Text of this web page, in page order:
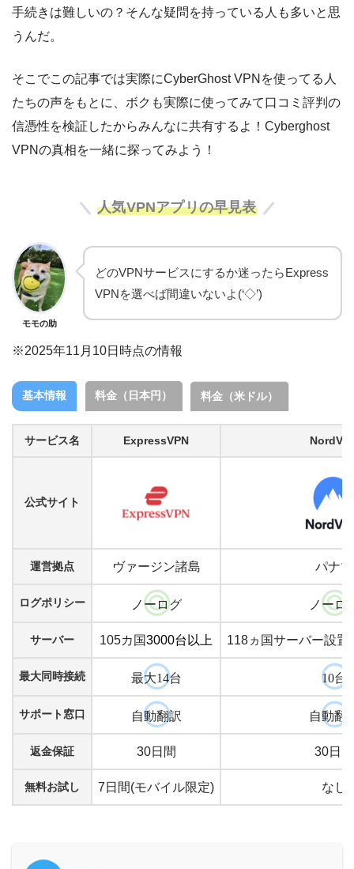
手続きは難しいの？そんな疑問を持っている人も多いと思
うんだ。
そこでこの記事では実際にCyberGhost VPNを使ってる人
たちの声をもとに、ボクも実際に使ってみて口コミ評判の
信憑性を検証したからみんなに共有するよ！Cyberghost
VPNの真相を一緒に探ってみよう！
人気VPNアプリの早見表
モモの助
どのVPNサービスにするか迷ったらExpress
VPNを選べば間違いないよ(‘◇’)ゞ
※2025年11月10日時点の情報
基本情報 料金（日本円） 料金（米ドル）
サービス名 ExpressVPN
公式サイト
運営拠点 ヴァージン諸島 パナマ
ログポリシー ノーログ ノーロ
サーバー 105カ国3000台以上 118ヵ国サーバー設置
最大同時接続 最大14台 10台
サポート窓口 自動翻訳 自動翻
返金保証 30日間 30日間
無料お試し 7日間(モバイル限定) なし